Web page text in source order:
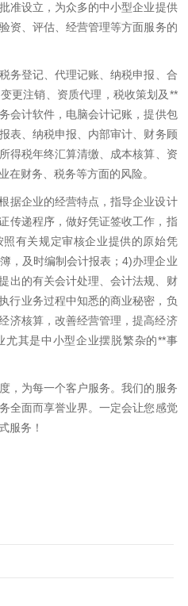
准设立，为众多的中小型企业提供
资、评估、经营管理等方面服务的
务登记、代理记账、纳税申报、合
更注销、资质代理，税收策划及**
会计软件，电脑会计记账，提供包
表、纳税申报、内部审计、财务顾
得税年终汇算清缴、成本核算、资
在财务、税务等方面的风险。
据企业的经营特点，指导企业设计
传递程序，做好凭证签收工作，指
有关规定审核企业提供的原始凭
，及时编制会计报表；4)办理企业
出的有关会计处理、会计法规、财
行业务过程中知悉的商业秘密，负
济核算，改善经营管理，提高经济
其是中小型企业摆脱繁杂的**事
，为每一个客户服务。我们的服务
全面而享誉业界。一定会让您感觉
服务！